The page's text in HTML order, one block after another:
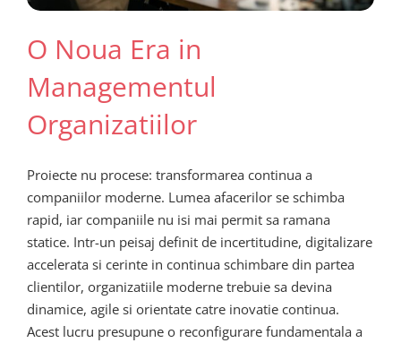
O Noua Era in
Managementul
Organizatiilor
Proiecte nu procese: transformarea continua a
companiilor moderne. Lumea afacerilor se schimba
rapid, iar companiile nu isi mai permit sa ramana
statice. Intr-un peisaj definit de incertitudine, digitalizare
accelerata si cerinte in continua schimbare din partea
clientilor, organizatiile moderne trebuie sa devina
dinamice, agile si orientate catre inovatie continua.
Acest lucru presupune o reconfigurare fundamentala a